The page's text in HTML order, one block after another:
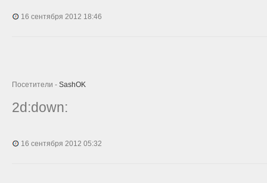
16 сентября 2012 18:46
Посетители - SashOK
2d:down:
16 сентября 2012 05:32